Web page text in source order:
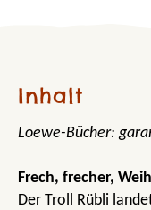
Inhalt
Loewe-Bücher:
Frech, frecher,
Der Troll Rübli